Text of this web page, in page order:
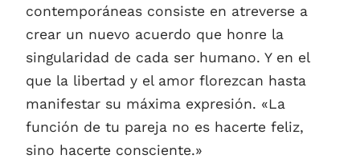
contemporáneas consiste en atreverse a
crear un nuevo acuerdo que honre la
singularidad de cada ser humano. Y en el
que la libertad y el amor florezcan hasta
manifestar su máxima expresión. «La
función de tu pareja no es hacerte feliz,
sino hacerte consciente.»